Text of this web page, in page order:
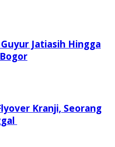
Jatiasih Hingga
Kranji, Seorang